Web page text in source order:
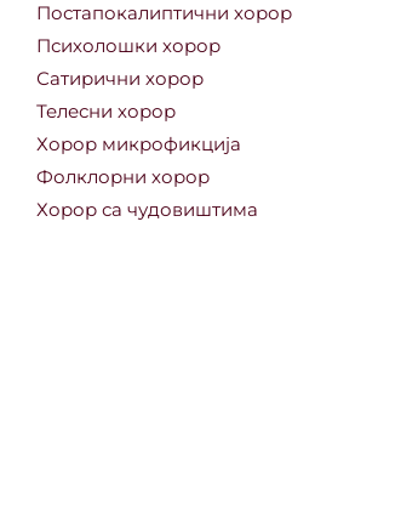
Постапокалиптични хорор
Психолошки хорор
Сатирични хорор
Телесни хорор
Хорор микрофикција
Фолклорни хорор
Хорор са чудовиштима